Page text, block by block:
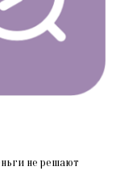
не решают